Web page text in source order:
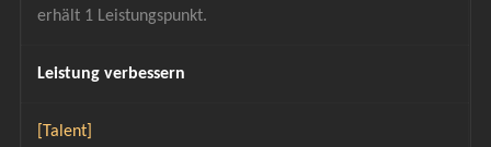
erhält 1 Leistungspunkt.
Leistung verbessern
[Talent]